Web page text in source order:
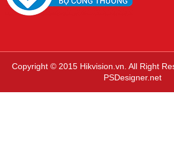
Copyright © 2015 Hikvision.vn. All Right
PSDesigner.net